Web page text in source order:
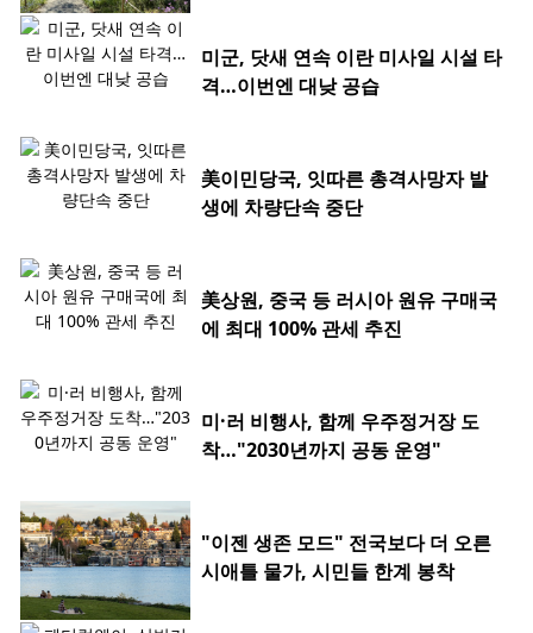
미군, 닷새 연속 이란 미사일 시설 타
격…이번엔 대낮 공습
美이민당국, 잇따른 총격사망자 발
생에 차량단속 중단
美상원, 중국 등 러시아 원유 구매국
에 최대 100% 관세 추진
미·러 비행사, 함께 우주정거장 도
착…"2030년까지 공동 운영"
"이젠 생존 모드" 전국보다 더 오른
시애틀 물가, 시민들 한계 봉착